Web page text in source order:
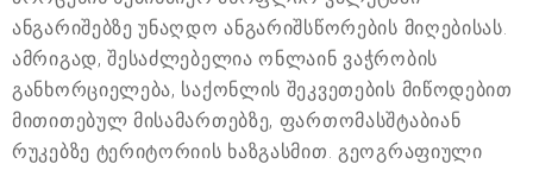
ანგარიშებზე უნაღდო ანგარიშსწორების მიღებისას.
ამრიგად, შესაძლებელია ონლაინ ვაჭრობის
განხორციელება, საქონლის შეკვეთების მიწოდებით
მითითებულ მისამართებზე, ფართომასშტაბიან
რუკებზე ტერიტორიის ხაზგასმით. გეოგრაფიული